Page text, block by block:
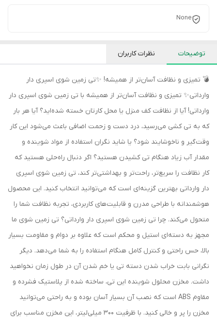
None
توضیحات نظرات کاربران
💣 تمیزی و نظافت آسان‌تر از همیشه! ✨تی زمین شوی اسپری دار
وارداتی✨ تمیزی و نظافت آسان‌تر از همیشه با تی زمین شوی اسپری دار
وارداتی! آیا از نظافت کف منزل یا محل کارتان خسته شده‌اید؟ آیا هر بار
که به تی کشی می‌رسید، درد دست و زحمت اضافی باعث می‌شود این کار
وقت‌گیر و ناخوشایند شود؟ یا شاید نگران استفاده از مواد شوینده و
مقدار آب زیاد هنگام تی کشیدن هستید؟ اگر دنبال راه‌حلی هستید که
کار نظافت را سریع‌تر، راحت‌تر و بهداشتی‌تر کند، تی زمین شوی اسپری
دار وارداتی بهترین گزینه‌ای است که می‌توانید انتخاب کنید. این محصول
هوشمندانه با طراحی مدرن و قابلیت‌های کاربردی، تجربه نظافت شما را
متحول می‌کند. چرا تی زمین شوی اسپری دار وارداتی؟ تی زمین شوی ما
مجهز به دسته‌ای استیل و محکم است که علاوه بر دوام و مقاومت بسیار
بالا، حس راحتی و کنترل کامل هنگام استفاده را به شما می‌دهد. دیگر
نگرانی بابت خراب شدن دسته تی یا خم شدن آن در طول زمان نخواهید
داشت. مخزن محلول شوینده این تی، ساخته شده از پلاستیک فشرده و
مقاوم ABS است که نصب آن بسیار آسان بوده و به راحتی می‌توانید
مخزن را پر و خالی کنید. با ظرفیت 300 میلی‌لیتر، این مخزن مناسب برای